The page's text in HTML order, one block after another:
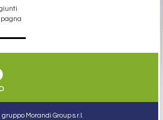
gruppo Morandi Group s.r.l.